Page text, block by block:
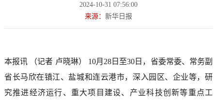
2024-10-31 07:56:00
来源： 新华日报
本报讯 （记者 卢晓琳） 10月28日至30日，省委常委、常务副
省长马欣在镇江、盐城和连云港市，深入园区、企业等，研
究推进经济运行、重大项目建设、产业科技创新等重点工